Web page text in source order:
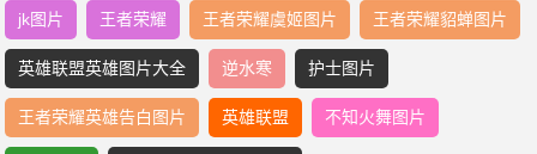
jk图片 王者荣耀 王者荣耀虞姬图片 王者荣耀貂蝉图片
英雄联盟英雄图片大全 逆水寒 护士图片
王者荣耀英雄告白图片 英雄联盟 不知火舞图片